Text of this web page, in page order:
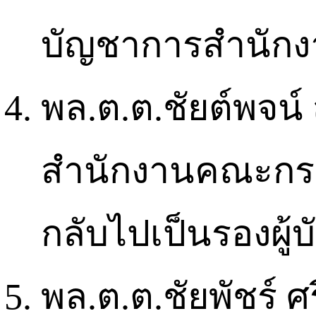
บัญชาการสำนัก
พล.ต.ต.ชัยต์พจน์
สำนักงานคณะก
กลับไปเป็นรองผู้
พล.ต.ต.ชัยพัชร์ ศ